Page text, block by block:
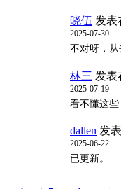
晓伍 发表
2025-07-30
不对呀，从
林三 发表
2025-07-19
看不懂这
dallen 发
2025-06-22
已更新。